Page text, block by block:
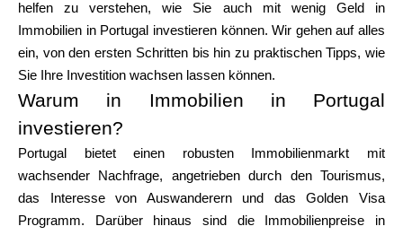
Markenauswahl
Rechner
Rundenverlauf
helfen zu verstehen, wie Sie auch mit wenig Geld in
Immobilien in Portugal investieren können. Wir gehen auf alles
ein, von den ersten Schritten bis hin zu praktischen Tipps, wie
Sie Ihre Investition wachsen lassen können.
Warum in Immobilien in Portugal
investieren?
Portugal bietet einen robusten Immobilienmarkt mit
wachsender Nachfrage, angetrieben durch den Tourismus,
das Interesse von Auswanderern und das Golden Visa
Programm. Darüber hinaus sind die Immobilienpreise in